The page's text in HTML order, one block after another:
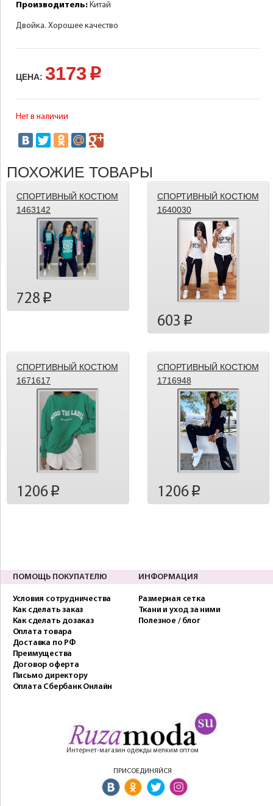
Производитель: Китай
Двойка. Хорошее качество
ЦЕНА: 3173 p
Нет в наличии
ПОХОЖИЕ ТОВАРЫ
СПОРТИВНЫЙ КОСТЮМ
1463142
728 p
СПОРТИВНЫЙ КОСТЮМ
1640030
603 p
СПОРТИВНЫЙ КОСТЮМ
1671617
1206 p
СПОРТИВНЫЙ КОСТЮМ
1716948
1206p
ПОМОЩЬ ПОКУПАТЕЛЮ
Условия сотрудничества
Как сделать заказ
Как сделать дозаказ
Оплата товара
Доставка по РФ
Преимущества
Договор оферта
Письмо директору
Оплата Сбербанк Онлайн
ИНФОРМАЦИЯ
Размерная сетка
Ткани и уход за ними
Полезное / блог
Интернет-магазин одежды мелким оптом
ПРИСОЕДИНЯЙСЯ